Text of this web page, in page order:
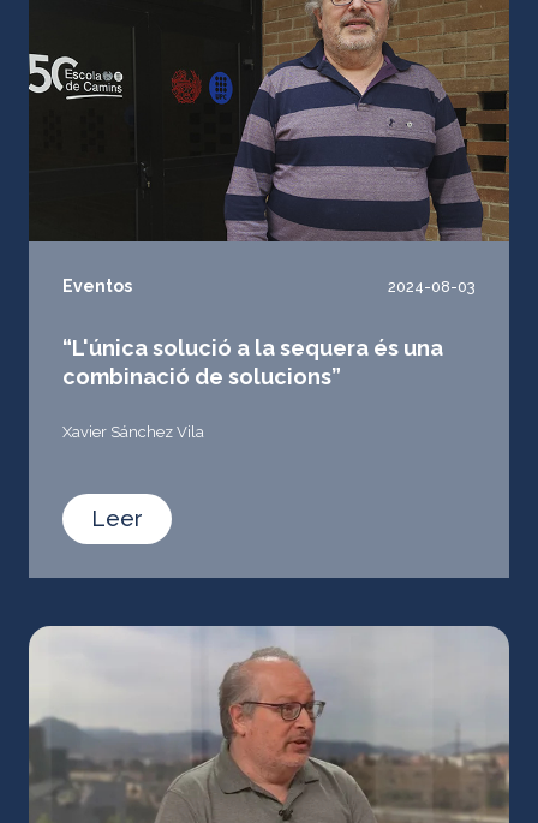
Eventos 2024-08-03
“L'única solució a la sequera és una
combinació de solucions”
Xavier Sánchez Vila
Leer